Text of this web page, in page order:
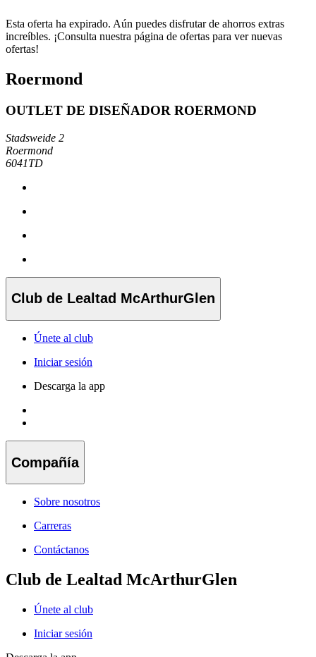
Esta oferta ha expirado. Aún puedes disfrutar de ahorros extras
increíbles. ¡Consulta nuestra página de ofertas para ver nuevas
ofertas!
Roermond
OUTLET DE DISEÑADOR ROERMOND
Stadsweide 2
Roermond
6041TD
Club de Lealtad McArthurGlen
Únete al club
Iniciar sesión
Descarga la app
Compañía
Sobre nosotros
Carreras
Contáctanos
Club de Lealtad McArthurGlen
Únete al club
Iniciar sesión